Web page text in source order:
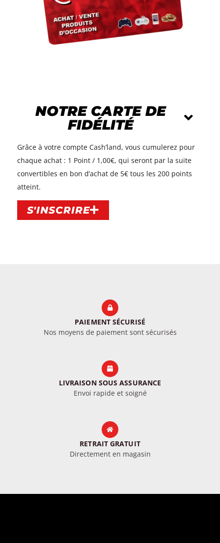
NOTRE CARTE DE
FIDÉLITÉ
Grâce à votre compte Cash’land, vous cumulerez pour
chaque achat : 1 Point / 1,00€, qui seront par la suite
convertibles en bon d’achat de 5€ tous les 200 points
atteint.​
S'INSCRIRE
PAIEMENT SÉCURISÉ
Nos moyens de paiement sont sécurisés
LIVRAISON SOUS ASSURANCE
Envoi rapide et soigné
RETRAIT GRATUIT
Directement en magasin